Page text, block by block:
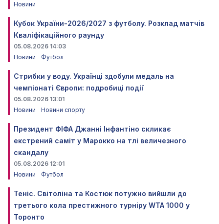
Новини
Кубок України-2026/2027 з футболу. Розклад матчів
Кваліфікаційного раунду
05.08.2026 14:03
Новини
Футбол
Стрибки у воду. Українці здобули медаль на
чемпіонаті Європи: подробиці події
05.08.2026 13:01
Новини
Новини спорту
Президент ФІФА Джанні Інфантіно скликає
екстрений саміт у Марокко на тлі величезного
скандалу
05.08.2026 12:01
Новини
Футбол
Теніс. Світоліна та Костюк потужно вийшли до
третього кола престижного турніру WTA 1000 у
Торонто